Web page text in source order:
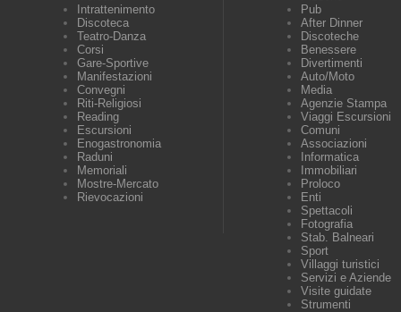
Intrattenimento
Discoteca
Teatro-Danza
Corsi
Gare-Sportive
Manifestazioni
Convegni
Riti-Religiosi
Reading
Escursioni
Enogastronomia
Raduni
Memoriali
Mostre-Mercato
Rievocazioni
Pub
After Dinner
Discoteche
Benessere
Divertimenti
Auto/Moto
Media
Agenzie Stampa
Viaggi Escursioni
Comuni
Associazioni
Informatica
Immobiliari
Proloco
Enti
Spettacoli
Fotografia
Stab. Balneari
Sport
Villaggi turistici
Servizi e Aziende
Visite guidate
Strumenti